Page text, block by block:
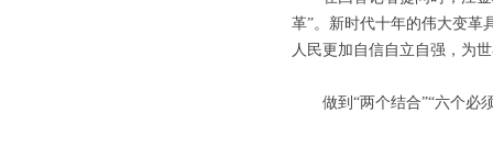
革”。新时代十年的伟大变革
人民更加自信自立自强，为
做到“两个结合”“六个必须